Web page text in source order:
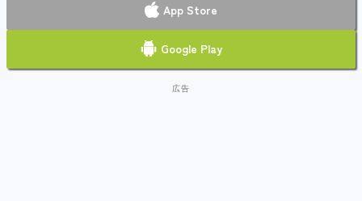
App Store
Google Play